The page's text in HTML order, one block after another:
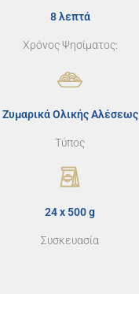
8 λεπτά
Xρόνος Ψησίματος:
Ζυμαρικά Ολικής Αλέσεως
Τύπος
24 x 500 g
Συσκευασία